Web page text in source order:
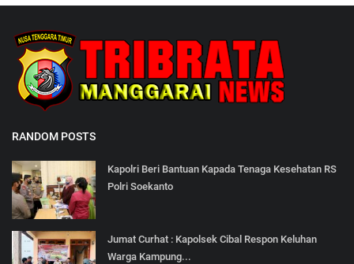
RANDOM POSTS
Kapolri Beri Bantuan Kapada Tenaga Kesehatan RS
Polri Soekanto
Jumat Curhat : Kapolsek Cibal Respon Keluhan
Warga Kampung...